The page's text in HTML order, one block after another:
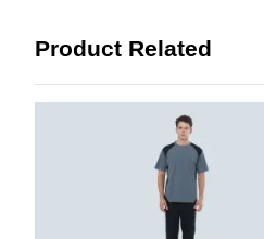
Product Related